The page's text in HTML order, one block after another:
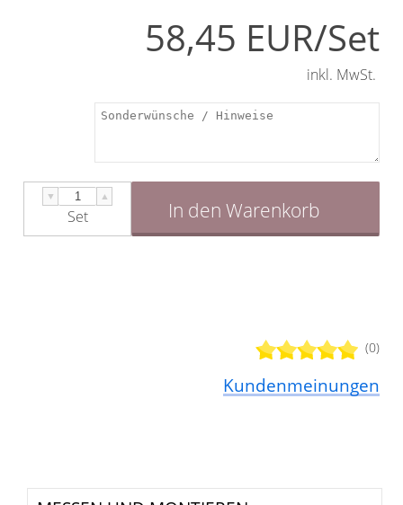
wahlweise mit der Öffnung nach oben oder
unten anzubringen. Sie wird in die Träger
eingelegt und anschließend mit kleinen
Schrauben fixiert.
(0)
Kundenmeinungen
58,45 EUR/Set
inkl. MwSt.
▼ ▲
Set In den Warenkorb